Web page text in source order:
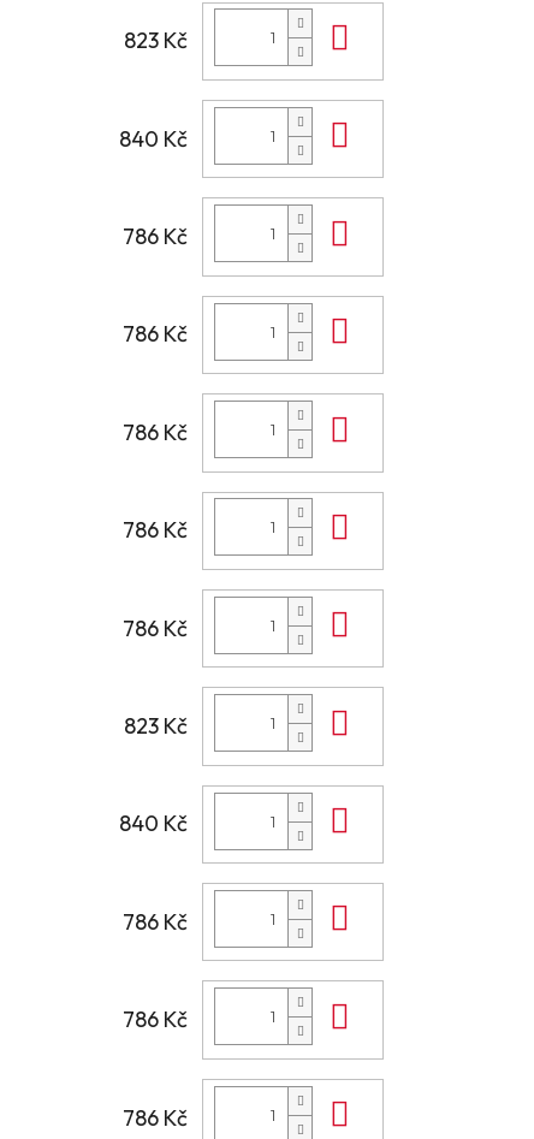
823 Kč
840 Kč
786 Kč
786 Kč
786 Kč
786 Kč
786 Kč
823 Kč
840 Kč
786 Kč
786 Kč
786 Kč